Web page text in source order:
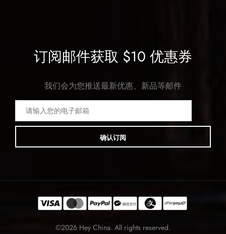
订阅邮件获取 $10 优惠券
我们会为您推送最新优惠、新品等邮件
确认订阅
©2026 Hey China. All rights reserved.